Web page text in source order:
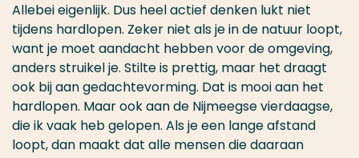
Allebei eigenlijk. Dus heel actief denken lukt niet
tijdens hardlopen. Zeker niet als je in de natuur loopt,
want je moet aandacht hebben voor de omgeving,
anders struikel je. Stilte is prettig, maar het draagt
ook bij aan gedachtevorming. Dat is mooi aan het
hardlopen. Maar ook aan de Nijmeegse vierdaagse,
die ik vaak heb gelopen. Als je een lange afstand
loopt, dan maakt dat alle mensen die daaraan